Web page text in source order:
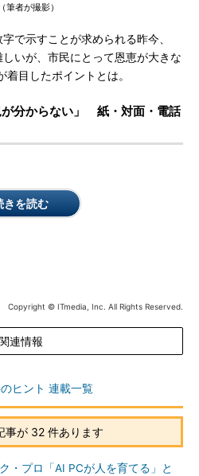
筆者が撮影）
で示すことが求められる昨今、
しいが、市民にとって恩恵が大きな
目したポイントとは。
が分からない」 紙・対面・電話
きを読む
Copyright © ITmedia, Inc. All Rights Reserved.
連情報
ヒント 連載一覧
事が 32 件あります
・プロ「AI PCが人を育てる」と